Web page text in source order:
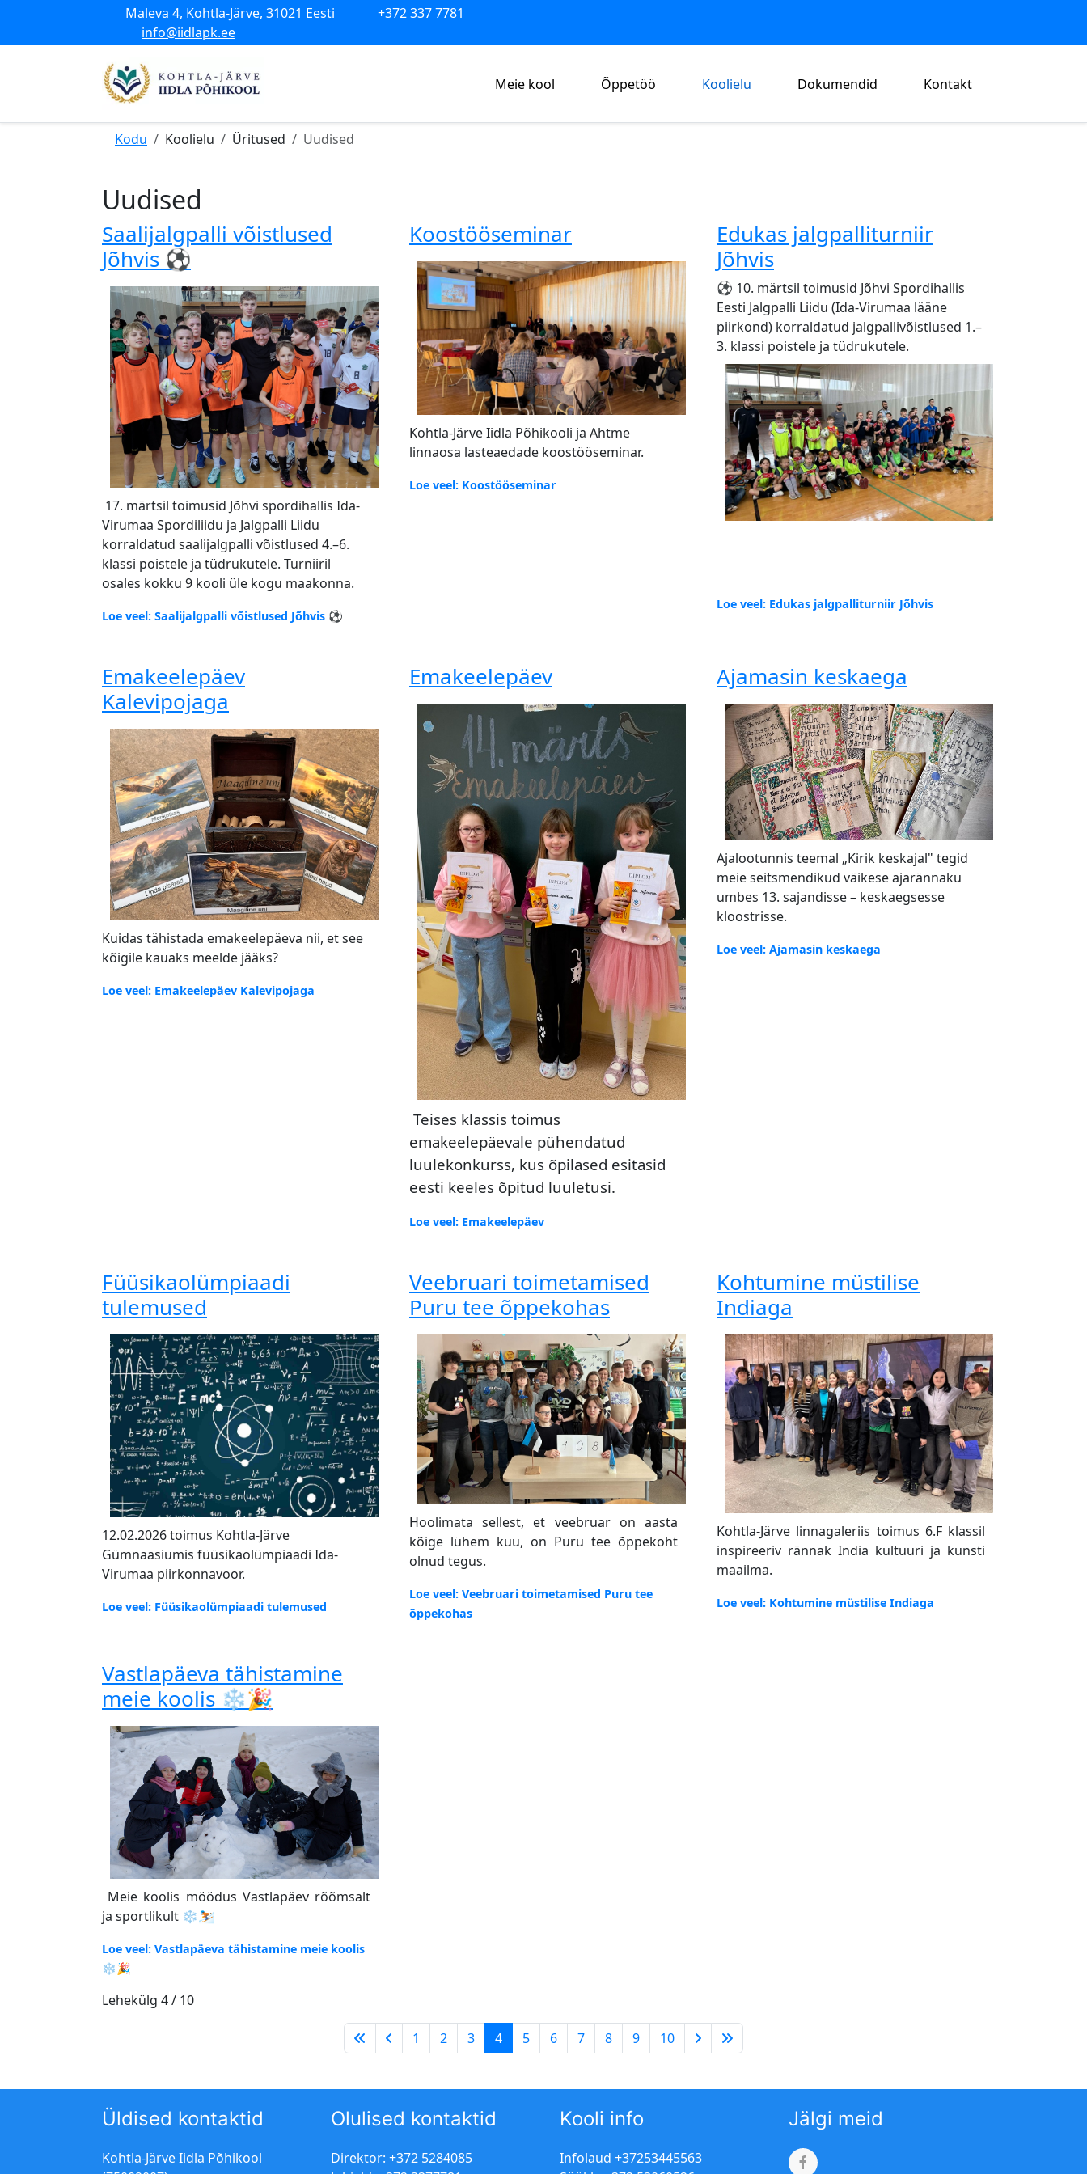
Maleva 4, Kohtla-Järve, 31021 Eesti
+372 337 7781
info@iidlapk.ee
Meie kool Õppetöö Koolielu Dokumendid Kontakt
Kodu Koolielu Üritused Uudised
Uudised
Saalijalgpalli võistlused
Jõhvis ⚽
17. märtsil toimusid Jõhvi spordihallis Ida-
Virumaa Spordiliidu ja Jalgpalli Liidu
korraldatud saalijalgpalli võistlused 4.–6.
klassi poistele ja tüdrukutele. Turniiril
osales kokku 9 kooli üle kogu maakonna.
Loe veel: Saalijalgpalli võistlused Jõhvis ⚽
Koostööseminar
Kohtla-Järve Iidla Põhikooli ja Ahtme
linnaosa lasteaedade koostööseminar.
Loe veel: Koostööseminar
Edukas jalgpalliturniir
Jõhvis
⚽ 10. märtsil toimusid Jõhvi Spordihallis
Eesti Jalgpalli Liidu (Ida-Virumaa lääne
piirkond) korraldatud jalgpallivõistlused 1.–
3. klassi poistele ja tüdrukutele.
Loe veel: Edukas jalgpalliturniir Jõhvis
Emakeelepäev
Kalevipojaga
Kuidas tähistada emakeelepäeva nii, et see
kõigile kauaks meelde jääks?
Loe veel: Emakeelepäev Kalevipojaga
Emakeelepäev
Teises klassis toimus
emakeelepäevale pühendatud
luulekonkurss, kus õpilased esitasid
eesti keeles õpitud luuletusi.
Loe veel: Emakeelepäev
Ajamasin keskaega
Ajalootunnis teemal „Kirik keskajal" tegid
meie seitsmendikud väikese ajarännaku
umbes 13. sajandisse – keskaegsesse
kloostrisse.
Loe veel: Ajamasin keskaega
Füüsikaolümpiaadi
tulemused
12.02.2026 toimus Kohtla-Järve
Gümnaasiumis füüsikaolümpiaadi Ida-
Virumaa piirkonnavoor.
Loe veel: Füüsikaolümpiaadi tulemused
Veebruari toimetamised
Puru tee õppekohas
Hoolimata sellest, et veebruar on aasta
kõige lühem kuu, on Puru tee õppekoht
olnud tegus.
Loe veel: Veebruari toimetamised Puru tee
õppekohas
Kohtumine müstilise
Indiaga
Kohtla-Järve linnagaleriis toimus 6.F klassil
inspireeriv rännak India kultuuri ja kunsti
maailma.
Loe veel: Kohtumine müstilise Indiaga
Vastlapäeva tähistamine
meie koolis ❄️🎉
Meie koolis möödus Vastlapäev rõõmsalt
ja sportlikult ❄️⛷️
Loe veel: Vastlapäeva tähistamine meie koolis
❄️🎉
Lehekülg 4 / 10
1 2 3 4 5 6 7 8 9 10
Üldised kontaktid
Kohtla-Järve Iidla Põhikool
Olulised kontaktid
Direktor: +372 5284085
Kooli info
Infolaud +37253445563
Jälgi meid